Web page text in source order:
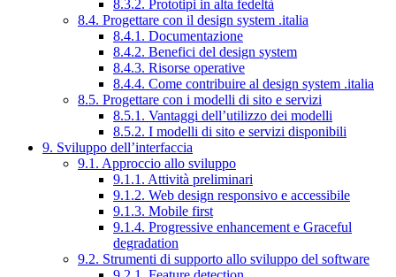
8.3.2. Prototipi in alta fedeltà
8.4. Progettare con il design system .italia
8.4.1. Documentazione
8.4.2. Benefici del design system
8.4.3. Risorse operative
8.4.4. Come contribuire al design system .italia
8.5. Progettare con i modelli di sito e servizi
8.5.1. Vantaggi dell’utilizzo dei modelli
8.5.2. I modelli di sito e servizi disponibili
9. Sviluppo dell’interfaccia
9.1. Approccio allo sviluppo
9.1.1. Attività preliminari
9.1.2. Web design responsivo e accessibile
9.1.3. Mobile first
9.1.4. Progressive enhancement e Graceful
degradation
9.2. Strumenti di supporto allo sviluppo del software